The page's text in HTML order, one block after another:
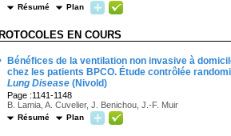
Résumé Plan
EN COURS
Bénéfices de la ventilation non invasive à
chez les patients BPCO. Étude contrôlée
Lung Disease (Nivold)
Page :1141-1148
B. Lamia, A. Cuvelier, J. Benichou, J.-F. Muir
Résumé Plan